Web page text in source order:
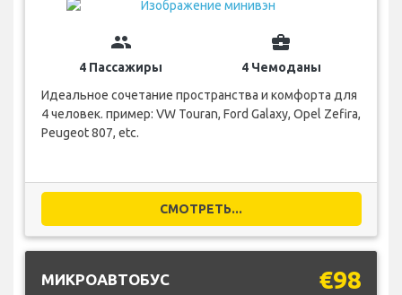
group
4 Пассажиры
business_center
4 Чемоданы
Идеальное сочетание пространства и комфорта для
4 человек. пример: VW Touran, Ford Galaxy, Opel Zefira,
Peugeot 807, etc.
СМОТРЕТЬ...
МИКРОАВТОБУС €98